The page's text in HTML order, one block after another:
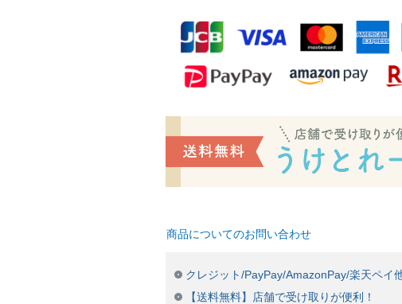
商品についてのお問い合わせ
クレジット/PayPay/AmazonPay/楽天ペイ
【送料無料】店舗で受け取りが便利！